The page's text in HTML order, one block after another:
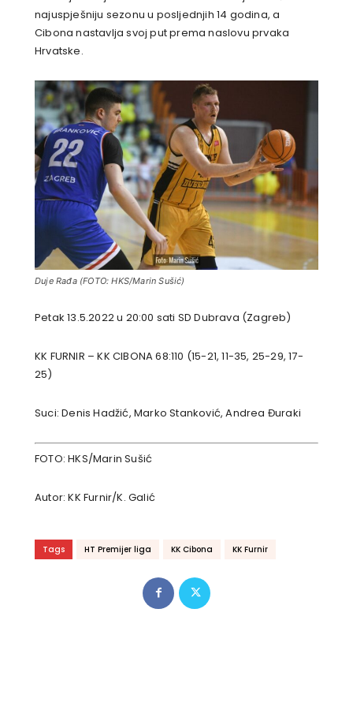
najuspješniju sezonu u posljednjih 14 godina, a
Cibona nastavlja svoj put prema naslovu prvaka
Hrvatske.
Duje Rađa (FOTO: HKS/Marin Sušić)
Petak 13.5.2022 u 20:00 sati SD Dubrava (Zagreb)
KK FURNIR – KK CIBONA 68:110 (15-21, 11-35, 25-29, 17-
25)
Suci: Denis Hadžić, Marko Stanković, Andrea Đuraki
FOTO: HKS/Marin Sušić
Autor: KK Furnir/K. Galić
Tags HT Premijer liga KK Cibona KK Furnir